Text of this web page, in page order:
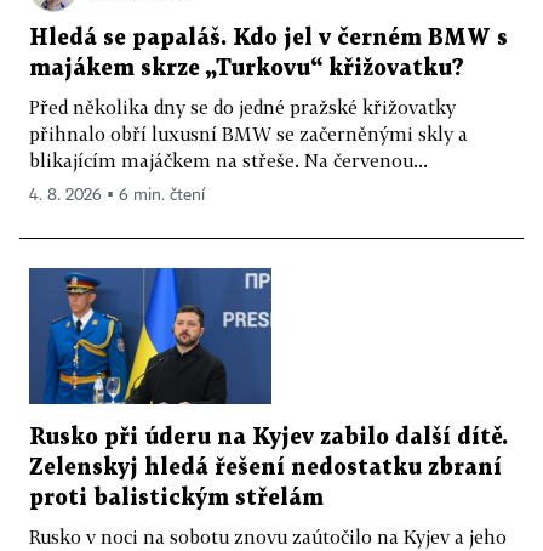
Hledá se papaláš. Kdo jel v černém BMW s
majákem skrze „Turkovu“ křižovatku?
Před několika dny se do jedné pražské křižovatky
přihnalo obří luxusní BMW se začerněnými skly a
blikajícím majáčkem na střeše. Na červenou...
4. 8. 2026 ▪ 6 min. čtení
Rusko při úderu na Kyjev zabilo další dítě.
Zelenskyj hledá řešení nedostatku zbraní
proti balistickým střelám
Rusko v noci na sobotu znovu zaútočilo na Kyjev a jeho